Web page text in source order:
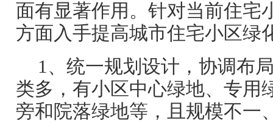
面有显著作用。针对当前住宅
方面入手提高城市住宅小区绿
1、统一规划设计，协调布
类多，有小区中心绿地、专用
旁和院落绿地等，且规模不一